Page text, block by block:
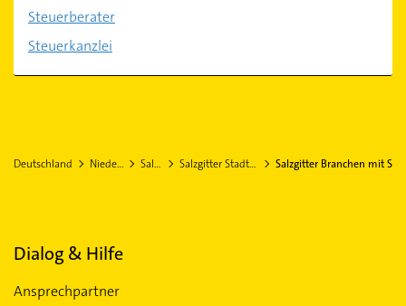
Steuerberater
Steuerkanzlei
Deutschland Niedersachsen Salzgitter Salzgitter Stadtteil Flachstöckheim Salzgitter Branchen mit S
Dialog & Hilfe
Ansprechpartner